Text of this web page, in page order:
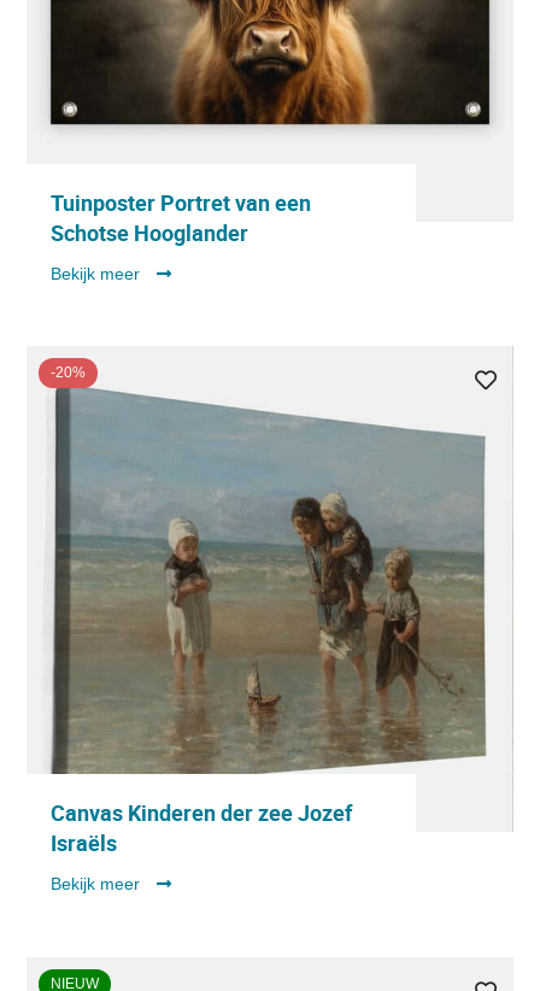
Tuinposter Portret van een
Schotse Hooglander
Bekijk meer
-20%
Canvas Kinderen der zee Jozef
Israëls
Bekijk meer
NIEUW